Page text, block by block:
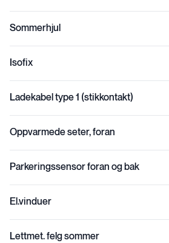
Sommerhjul
Isofix
Ladekabel type 1 (stikkontakt)
Oppvarmede seter, foran
Parkeringssensor foran og bak
El.vinduer
Lettmet. felg sommer